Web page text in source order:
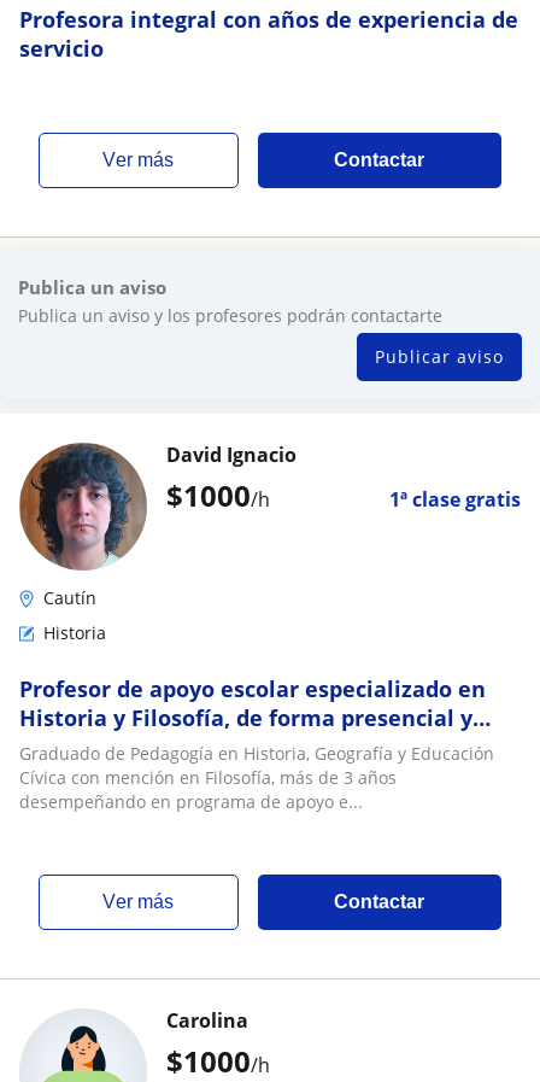
Profesora integral con años de experiencia de
servicio
ver más Contactar
Publica un aviso
Publica un aviso y los profesores podrán contactarte
Publicar aviso
$1000/h 1ª clase gratis
David Ignacio
Cautín
Historia
Profesor de apoyo escolar especializado en
Historia y Filosofía, de forma presencial y
online
Graduado de Pedagogía en Historia, Geografía y Educación
Cívica con mención en Filosofía, más de 3 años
desempeñando en programa de apoyo e...
ver más Contactar
$1000/h
Carolina